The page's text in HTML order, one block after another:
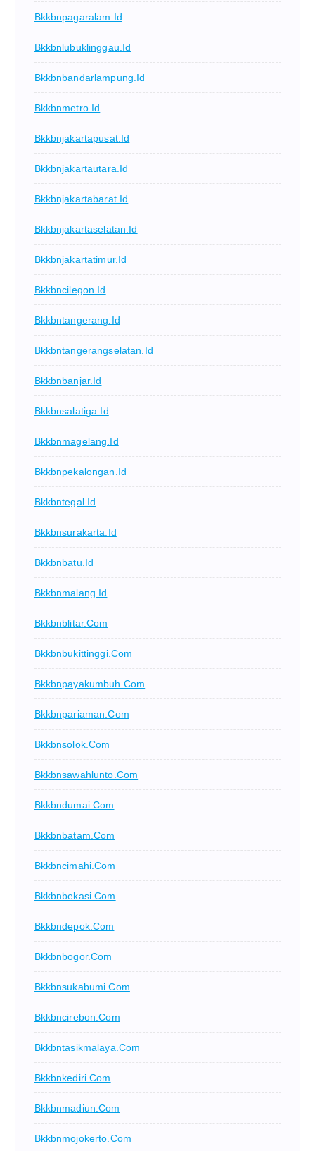
Bkkbnpagaralam.id
Bkkbnlubuklinggau.id
Bkkbnbandarlampung.id
Bkkbnmetro.id
Bkkbnjakartapusat.id
Bkkbnjakartautara.id
Bkkbnjakartabarat.id
Bkkbnjakartaselatan.id
Bkkbnjakartatimur.id
Bkkbncilegon.id
Bkkbntangerang.id
Bkkbntangerangselatan.id
Bkkbnbanjar.id
Bkkbnsalatiga.id
Bkkbnmagelang.id
Bkkbnpekalongan.id
Bkkbntegal.id
Bkkbnsurakarta.id
Bkkbnbatu.id
Bkkbnmalang.id
Bkkbnblitar.com
Bkkbnbukittinggi.com
Bkkbnpayakumbuh.com
Bkkbnpariaman.com
Bkkbnsolok.com
Bkkbnsawahlunto.com
Bkkbndumai.com
Bkkbnbatam.com
Bkkbncimahi.com
Bkkbnbekasi.com
Bkkbndepok.com
Bkkbnbogor.com
Bkkbnsukabumi.com
Bkkbncirebon.com
Bkkbntasikmalaya.com
Bkkbnkediri.com
Bkkbnmadiun.com
Bkkbnmojokerto.com